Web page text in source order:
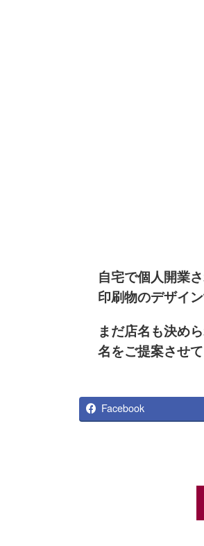
自宅で個人開業
印刷物のデザイ
まだ店名も決め
名をご提案させ
Facebook